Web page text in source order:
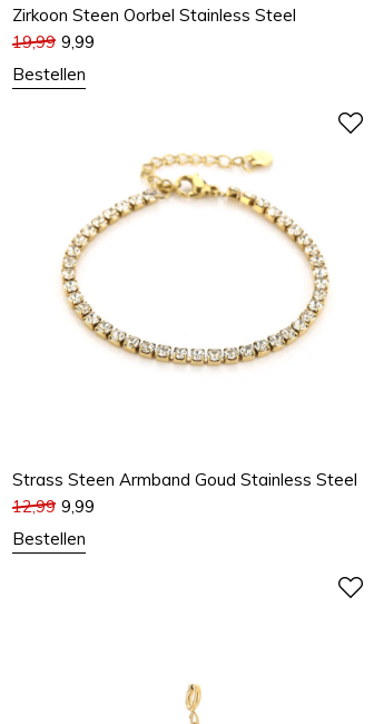
Zirkoon Steen Oorbel Stainless Steel
19,99 9,99
Bestellen
Strass Steen Armband Goud Stainless Steel
12,99 9,99
Bestellen